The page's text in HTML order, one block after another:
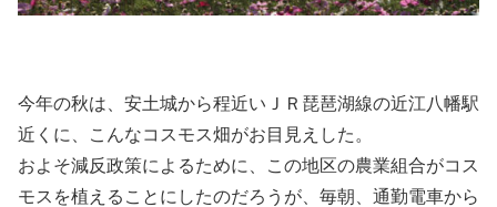
今年の秋は、安土城から程近いＪＲ琵琶湖線の近江八幡駅
近くに、こんなコスモス畑がお目見えした。
およそ減反政策によるために、この地区の農業組合がコス
モスを植えることにしたのだろうが、毎朝、通勤電車から